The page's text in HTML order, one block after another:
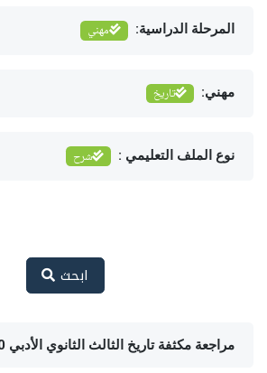
المرحلة الدراسية: مهني
مهني: تاريخ
نوع الملف التعليمي : شرح
ابحث
مراجعة مكثفة تاريخ الثالث الثانوي الأدبي 2020